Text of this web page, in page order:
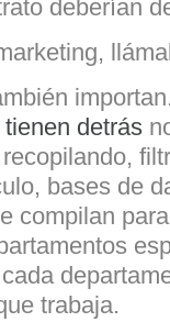
deberían
tienen detrás
bases de
compilan
trabaja.